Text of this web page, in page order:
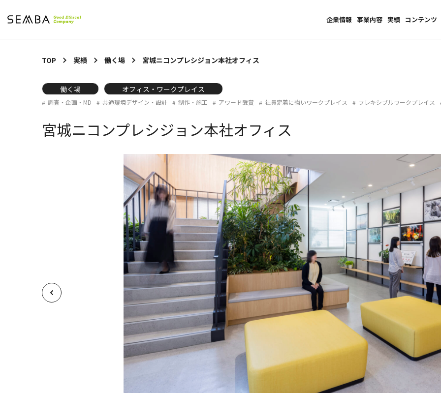
企業情報 事業内容 実績 コンテンツ
TOP 実績 働く場 宮城ニコンプレシジョン本社オフィス
働く場 オフィス・ワークプレイス
調査・企画・MD 共通環境デザイン・設計 制作・施工 アワード受賞 社員定着に強いワークプレイス フレキシブルワークプレイス
宮城ニコンプレシジョン本社オフィス